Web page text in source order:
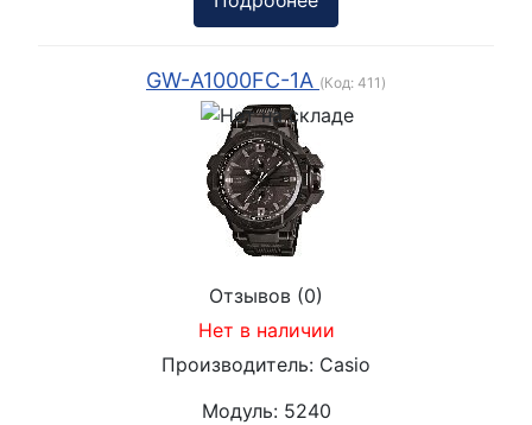
GW-A1000FC-1A (Код: 411 )
Отзывов (0)
Нет в наличии
Производитель: Casio
Модуль: 5240